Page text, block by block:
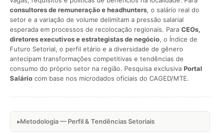
consultores de remuneração e headhunters, o salário real do
setor e a variação de volume delimitam a pressão salarial
esperada em processos de recolocação regionais. Para CEOs,
diretores executivos e estrategistas de negócio, o Índice de
Futuro Setorial, o perfil etário e a diversidade de gênero
antecipam transformações competitivas e tendências de
consumo do próprio setor na região. Pesquisa exclusiva Portal
Salário com base nos microdados oficiais do CAGED/MTE.
Metodologia — Perfil & Tendências Setoriais